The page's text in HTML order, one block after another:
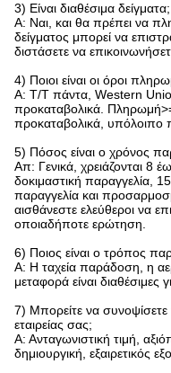
3) Είναι διαθέσιμα
Α: Ναι, και θα πρέπει να
δείγματος μπορεί να
διστάσετε να
4) Ποιοι είναι οι όροι
Α: T/T πάντα, Western
προκαταβολικά.
προκαταβολικά, υπόλοιπο
5) Πόσος είναι ο χρόνος
Απ: Γενικά, χρειάζονται 8
δοκιμαστική παραγγελία,
παραγγελία και
αισθάνεστε ελεύθεροι να
οποιαδήποτε ερώτηση.
6) Ποιος είναι ο τρόπος
Α: Η ταχεία παράδοση, η
μεταφορά είναι διαθέσιμες
7) Μπορείτε να συνοψίσετε
εταιρείας σας;
Α: Ανταγωνιστική τιμή,
δημιουργική, εξαιρετικός